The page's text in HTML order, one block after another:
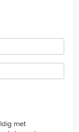
met